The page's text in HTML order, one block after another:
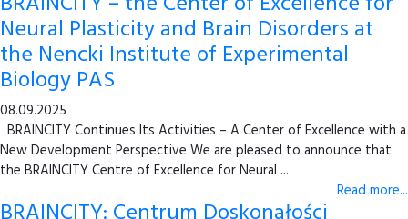
Neural Plasticity and Brain Disorders at
the Nencki Institute of Experimental
Biology PAS
08.09.2025
BRAINCITY Continues Its Activities – A Center of Excellence with a
New Development Perspective We are pleased to announce that
the BRAINCITY Centre of Excellence for Neural ...
Read more...